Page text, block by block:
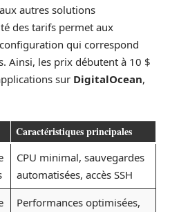
autres solutions
des tarifs permet aux
qui correspond
Ainsi, les prix débutent à 10 $
sur DigitalOcean,
Caractéristiques principales
CPU minimal, sauvegardes
automatisées, accès SSH
Performances optimisées,